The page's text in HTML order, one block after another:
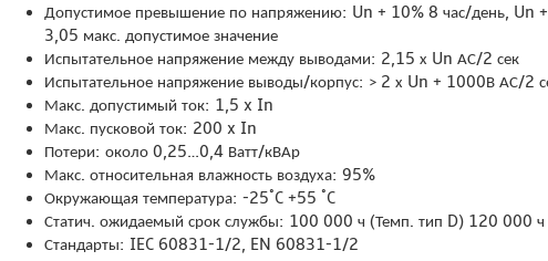
Допустимое превышение по напряжению: Un + 10% 8 час/день,
3,05 макс. допустимое значение
Испытательное напряжение между выводами: 2,15 х Un АС/2 сек
Испытательное напряжение выводы/корпус: ˃ 2 х Un + 1000В АС/2
Макс. допустимый ток: 1,5 x In
Макс. пусковой ток: 200 x In
Потери: около 0,25…0,4 Ватт/кВАр
Макс. относительная влажность воздуха: 95%
Окружающая температура: -25˚C +55 ˚C
Статич. ожидаемый срок службы: 100 000 ч (Темп. тип D) 120 000 ч
Стандарты: IEC 60831-1/2, EN 60831-1/2